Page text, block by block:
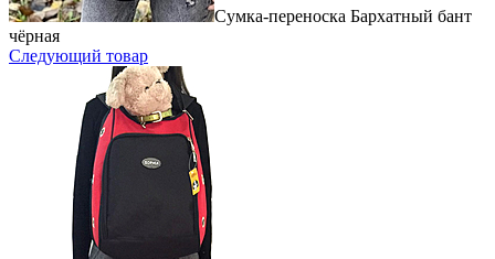
Сумка-переноска Бархатный бант
чёрная
Следующий товар